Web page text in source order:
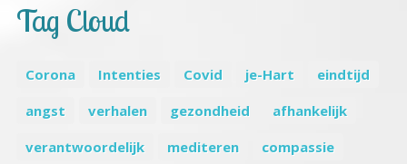
Tag Cloud
Corona Intenties Covid je-Hart
eindtijd
angst
verhalen gezondheid
afhankelijk
verantwoordelijk
mediteren
compassie